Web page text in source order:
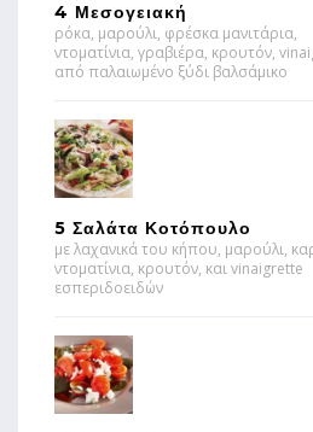
4 Μεσογειακή
ρόκα, μαρούλι, φρέσκα μανιτάρια,
ντοματίνια, γραβιέρα, κρουτόν,
από παλαιωμένο ξύδι βαλσάμικο
5 Σαλάτα Κοτόπουλο
με λαχανικά του κήπου, μαρούλι,
ντοματίνια, κρουτόν, και vinaigrette
εσπεριδοειδών